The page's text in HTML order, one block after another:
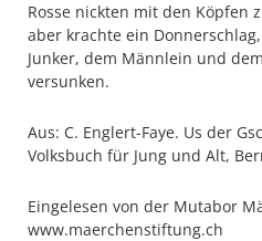
Rosse nickten mit den Köpfen
aber krachte ein
Junker, dem Männlein und
versunken.
Aus: C. Englert-Faye. Us der
Volksbuch für Jung und Alt,
Eingelesen von der Mutabor
www.maerchenstiftung.ch